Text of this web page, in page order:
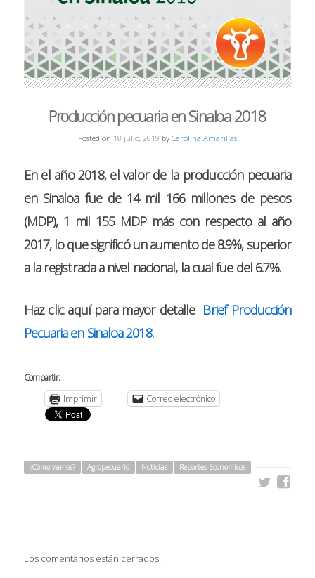
Producción pecuaria en Sinaloa 2018
Posted on 18 julio, 2019 by Carolina Amarillas
En el año 2018, el valor de la producción pecuaria
en Sinaloa fue de 14 mil 166 millones de pesos
(MDP), 1 mil 155 MDP más con respecto al año
2017, lo que significó un aumento de 8.9%, superior
a la registrada a nivel nacional, la cual fue del 6.7%.
Haz clic aquí para mayor detalle Brief Producción
Pecuaria en Sinaloa 2018.
Compartir:
Imprimir
Correo electrónico
¿Cómo vamos? Agropecuario Noticias Reportes Economicos
Los comentarios están cerrados.